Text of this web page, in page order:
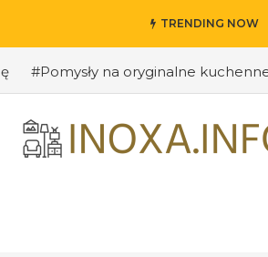
TRENDING NOW
na oryginalne kuchenne półki